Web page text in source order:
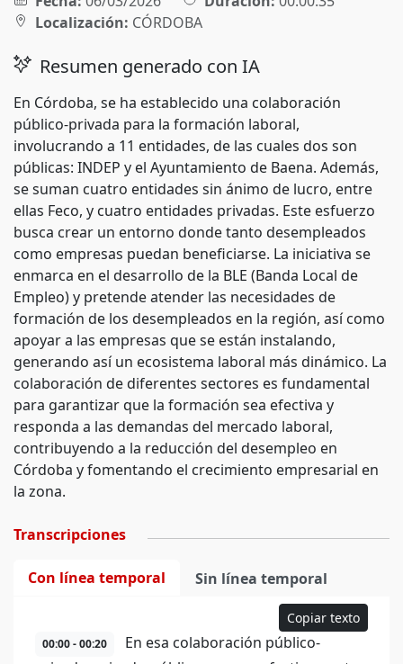
Localización: CÓRDOBA
Resumen generado con IA
En Córdoba, se ha establecido una colaboración
público-privada para la formación laboral,
involucrando a 11 entidades, de las cuales dos son
públicas: INDEP y el Ayuntamiento de Baena. Además,
se suman cuatro entidades sin ánimo de lucro, entre
ellas Feco, y cuatro entidades privadas. Este esfuerzo
busca crear un entorno donde tanto desempleados
como empresas puedan beneficiarse. La iniciativa se
enmarca en el desarrollo de la BLE (Banda Local de
Empleo) y pretende atender las necesidades de
formación de los desempleados en la región, así como
apoyar a las empresas que se están instalando,
generando así un ecosistema laboral más dinámico. La
colaboración de diferentes sectores es fundamental
para garantizar que la formación sea efectiva y
responda a las demandas del mercado laboral,
contribuyendo a la reducción del desempleo en
Córdoba y fomentando el crecimiento empresarial en
la zona.
Transcripciones
Con línea temporal Sin línea temporal
Copiar texto
00:00 - 00:20
En esa colaboración público-